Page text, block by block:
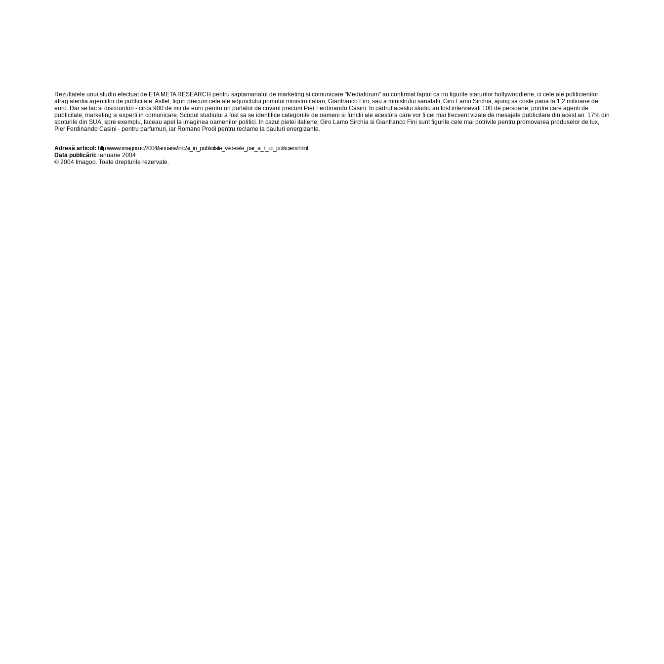
Rezultatele unui studiu efectuat de ETA META RESEARCH pentru saptamanalul de marketing si comunicare "Mediaforum" au confirmat faptul ca nu figurile starurilor hollywoodiene, ci cele ale politicienilor
atrag atentia agentiilor de publicitate. Astfel, figuri precum cele ale adjunctului primului ministru italian, Gianfranco Fini, sau a ministrului sanatatii, Giro Lamo Sirchia, ajung sa coste pana la 1,2 milioane de
euro. Dar se fac si discounturi - circa 900 de mii de euro pentru un purtator de cuvant precum Pier Ferdinando Casini. In cadrul acestui studiu au fost intervievati 100 de persoane, printre care agenti de
publicitate, marketing si experti in comunicare. Scopul studiului a fost sa se identifice categoriile de oameni si functii ale acestora care vor fi cel mai frecvent vizate de mesajele publicitare din acest an. 17% din
spoturile din SUA, spre exemplu, faceau apel la imaginea oamenilor politici. In cazul pietei italiene, Giro Lamo Sirchia si Gianfranco Fini sunt figurile cele mai potrivite pentru promovarea produselor de lux,
Pier Ferdinando Casini - pentru parfumuri, iar Romano Prodi pentru reclame la bauturi energizante.
Adresă articol: h t t p : / / w w w . i m a g o o . r o / 2 0 0 4 / i a n u a r i e / i n f o / s i _ i n _ p u b l i c i t a t e _ v e d e t e l e _ p a r _ a _ f i _ t o t _ p o l i t i c i e n i i . h t m l
Data publicării: ianuarie 2004
© 2004 Imagoo. Toate drepturile rezervate.